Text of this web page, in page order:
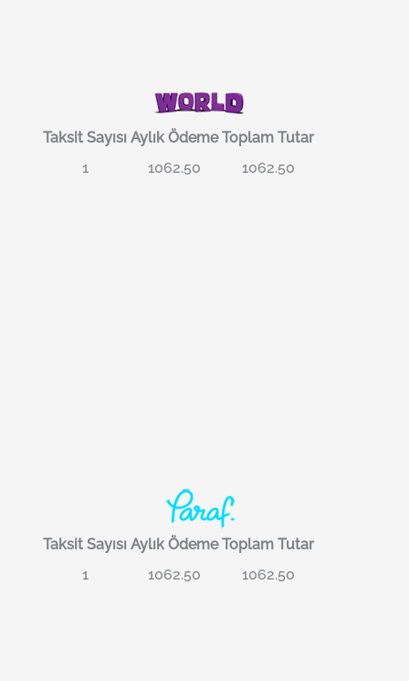
Taksit Sayısı Aylık Ödeme Toplam Tutar
1
1062.50 1062.50
Taksit Sayısı Aylık Ödeme Toplam Tutar
1
1062.50 1062.50